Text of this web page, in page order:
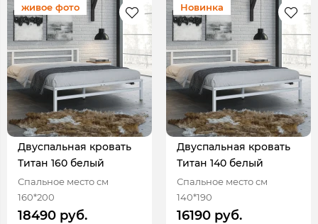
живое фото
Двуспальная кровать
Титан 160 белый
Спальное место см
160*200
18490 руб.
Новинка
Двуспальная кровать
Титан 140 белый
Спальное место см
140*190
16190 руб.